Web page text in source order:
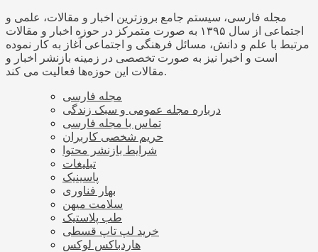
مجله فارسی، سیستم جامع بروزترین اخبار و مقالات، علمی و
اجتماعی از سال ۱۳۹۵ به صورت متمرکز در حوزه اخبار و مقالات
مرتبط با علم و دانش، مسائل فرهنگی و اجتماعی آغاز به کار نموده
است و اخیرا نیز به صورت تخصصی در زمینه بازنشر اخبار و
مقالات این حوزه‌ها فعالیت می کند.
مجله فارسی
درباره مجله عمومی و سبک زندگی
تماس با مجله فارسی
حریم شخصی کاربران
شرایط بازنشر محتوا
تبلیغات
پاسینیک
بهار فناوری
سلامت میهن
طب پلاستیک
خرید لپ تاپ قسطی
هاردباکس لوکس